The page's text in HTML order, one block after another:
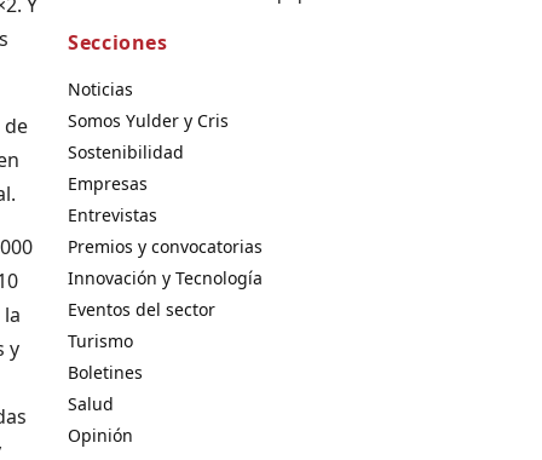
de
y
Secciones
Noticias
Somos Yulder y Cris
Sostenibilidad
Empresas
Entrevistas
Premios y convocatorias
Innovación y Tecnología
Eventos del sector
Turismo
Boletines
Salud
Opinión